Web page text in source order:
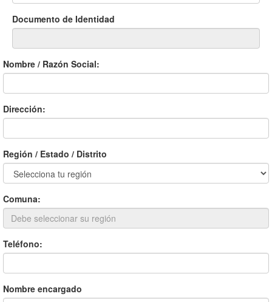
Documento de Identidad
Nombre / Razón Social:
Dirección:
Región / Estado / Distrito
Comuna:
Teléfono:
Nombre encargado